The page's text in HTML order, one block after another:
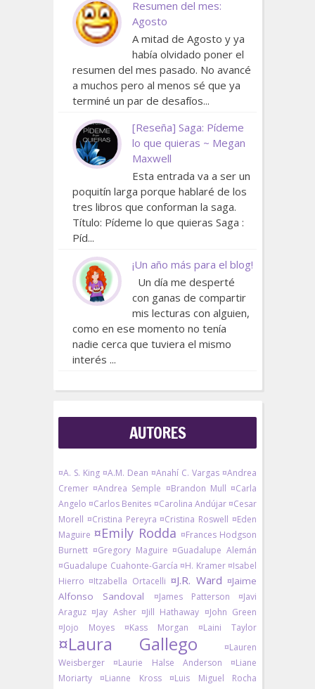
Resumen del mes:
Agosto
A mitad de Agosto y ya
había olvidado poner el
resumen del mes pasado. No avancé
a muchos pero al menos sé que ya
terminé un par de desafíos...
[Reseña] Saga: Pídeme
lo que quieras ~ Megan
Maxwell
Esta entrada va a ser un
poquitín larga porque hablaré de los
tres libros que conforman la saga.
Título: Pídeme lo que quieras Saga :
Píd...
¡Un año más para el blog!
Un día me desperté
con ganas de compartir
mis lecturas con alguien,
como en ese momento no tenía
nadie cerca que tuviera el mismo
interés ...
AUTORES
¤A. S. King ¤A.M. Dean ¤Anahí C. Vargas ¤Andrea
Cremer ¤Andrea Semple ¤Brandon Mull ¤Carla
Angelo ¤Carlos Benites ¤Carolina Andújar ¤Cesar
Morell ¤Cristina Pereyra ¤Cristina Roswell ¤Eden
Maguire ¤Emily Rodda ¤Frances Hodgson
Burnett ¤Gregory Maguire ¤Guadalupe Alemán
¤Guadalupe Cuahonte-García ¤H. Kramer ¤Isabel
Hierro ¤Itzabella Ortacelli ¤J.R. Ward ¤Jaime
Alfonso Sandoval
¤James Patterson
¤Javi
Araguz ¤Jay Asher ¤Jill Hathaway ¤John Green
¤Jojo Moyes
¤Kass Morgan ¤Laini Taylor
¤Laura Gallego
¤Lauren
Weisberger
¤Laurie Halse Anderson
¤Liane
Moriarty
¤Lianne Kross ¤Luis Miguel Rocha